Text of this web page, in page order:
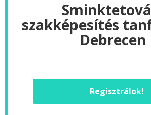
szakképesítés
Debrecen
Regisztrálok!